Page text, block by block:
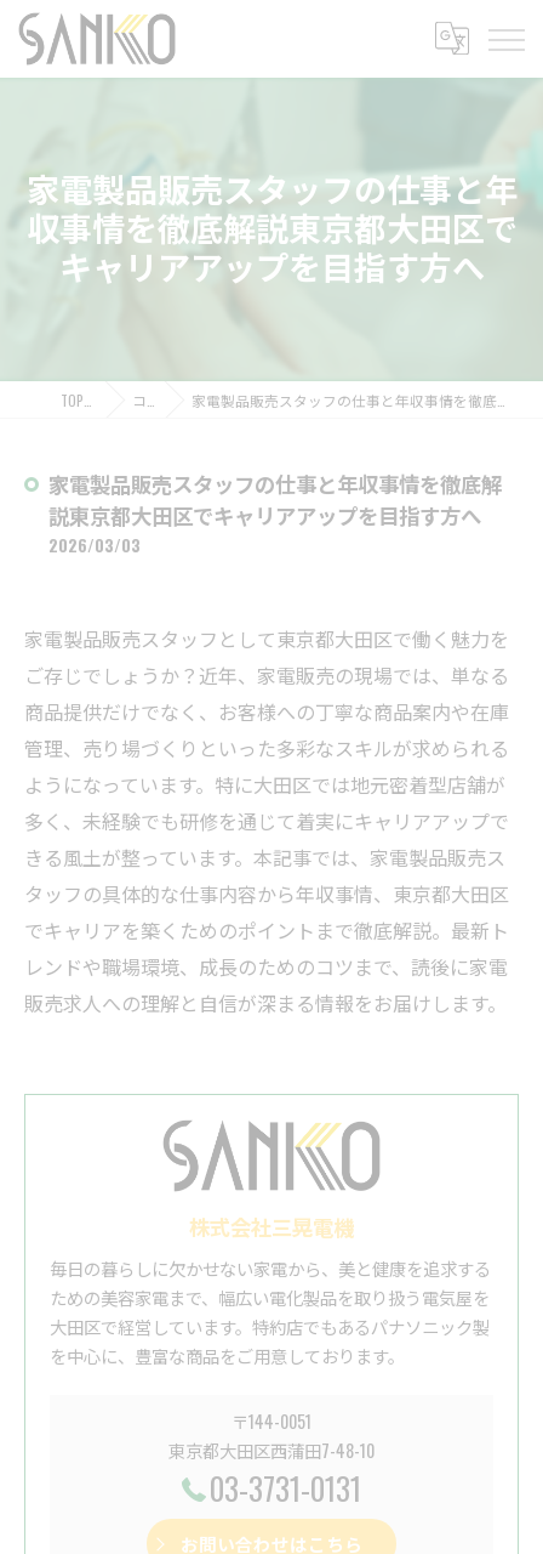
家電製品販売スタッフの仕事と年
収事情を徹底解説東京都大田区で
キャリアアップを目指す方へ
コラム 家電製品販売スタッフの仕事と年収事情を徹底解説東京都大田区でキャリアアップを目指す方へ
家電製品販売スタッフの仕事と年収事情を徹底解
説東京都大田区でキャリアアップを目指す方へ
2026/03/03
家電製品販売スタッフとして東京都大田区で働く魅力を
ご存じでしょうか？近年、家電販売の現場では、単なる
商品提供だけでなく、お客様への丁寧な商品案内や在庫
管理、売り場づくりといった多彩なスキルが求められる
ようになっています。特に大田区では地元密着型店舗が
多く、未経験でも研修を通じて着実にキャリアアップで
きる風土が整っています。本記事では、家電製品販売ス
タッフの具体的な仕事内容から年収事情、東京都大田区
でキャリアを築くためのポイントまで徹底解説。最新ト
レンドや職場環境、成長のためのコツまで、読後に家電
販売求人への理解と自信が深まる情報をお届けします。
株式会社三晃電機
毎日の暮らしに欠かせない家電から、美と健康を追求する
ための美容家電まで、幅広い電化製品を取り扱う電気屋を
大田区で経営しています。特約店でもあるパナソニック製
を中心に、豊富な商品をご用意しております。
〒144-0051
東京都大田区西蒲田7-48-10
03-3731-0131
お問い合わせはこちら